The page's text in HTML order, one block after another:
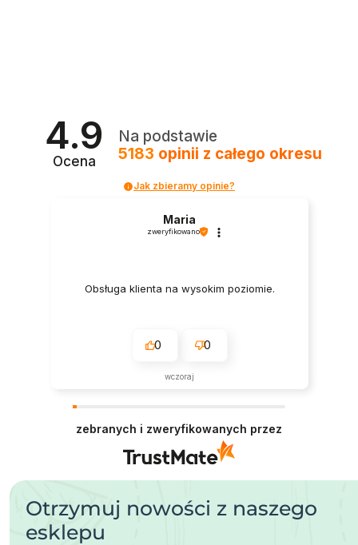
4.9
Ocena
Na podstawie
5183 opinii z całego okresu
Jak zbieramy opinie?
Maria
zweryfikowano
Obsługa klienta na wysokim poziomie.
0 0
wczoraj
zebranych i zweryfikowanych przez
Otrzymuj nowości z naszego
esklepu